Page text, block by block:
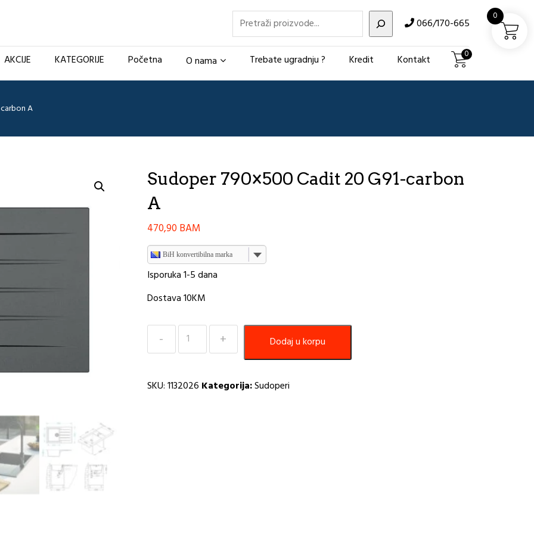
Pretraži 066/170-665
AKCIJE KATEGORIJE Početna O nama Trebate ugradnju ? Kredit Kontakt 0
A
Sudoper 790×500 Cadit 20 G91-carbon
A
470,90 BAM
BiH konvertibilna marka
Isporuka 1-5 dana
Dostava 10KM
Sudoper
790×500
G91-
Dodaj u korpu
SKU:1132026 Kategorija:Sudoperi
0